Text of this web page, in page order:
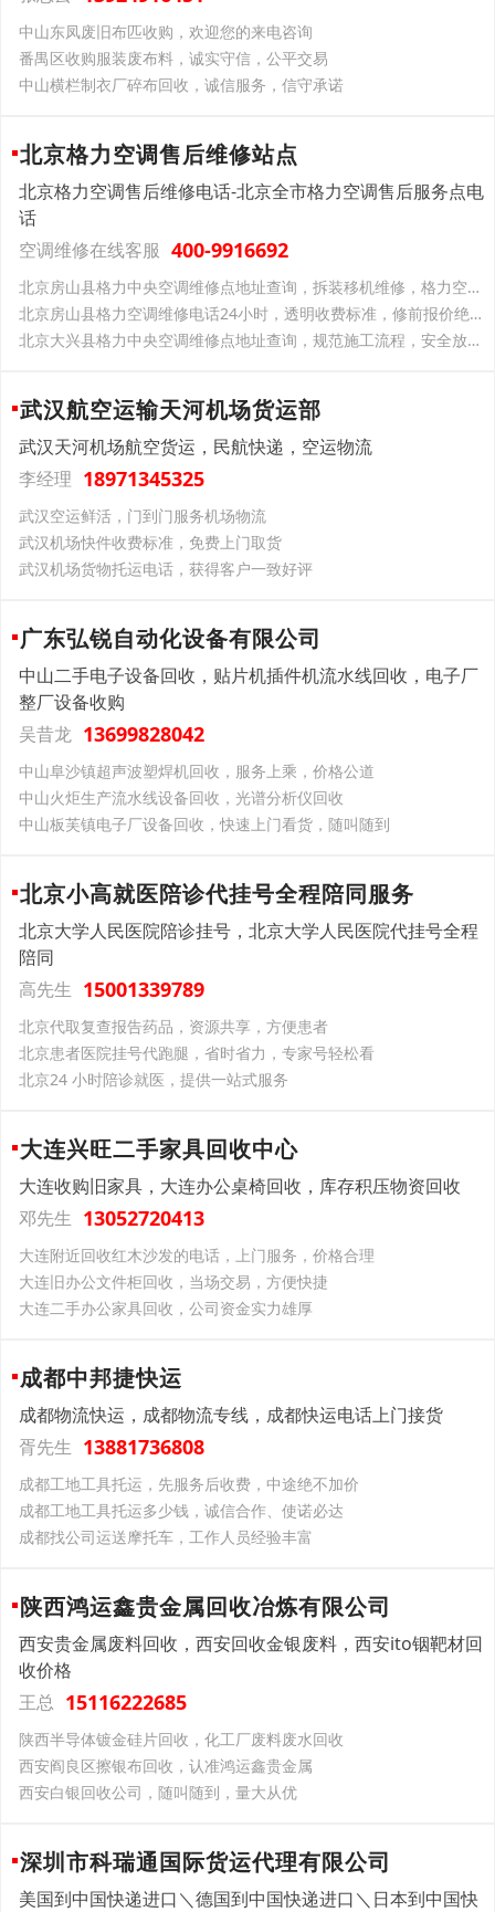
中山东凤废旧布匹收购，欢迎您的来电咨询
番禺区收购服装废布料，诚实守信，公平交易
中山横栏制衣厂碎布回收，诚信服务，信守承诺
北京格力空调售后维修站点
北京格力空调售后维修电话-北京全市格力空调售后服务点电
话
空调维修在线客服 400-9916692
北京房山县格力中央空调维修点地址查询，拆装移机维修，格力空调全搞定
北京房山县格力空调维修电话24小时，透明收费标准，修前报价绝不乱加价
北京大兴县格力中央空调维修点地址查询，规范施工流程，安全放心专业靠谱
武汉航空运输天河机场货运部
武汉天河机场航空货运，民航快递，空运物流
李经理 18971345325
武汉空运鲜活，门到门服务机场物流
武汉机场快件收费标准，免费上门取货
武汉机场货物托运电话，获得客户一致好评
广东弘锐自动化设备有限公司
中山二手电子设备回收，贴片机插件机流水线回收，电子厂
整厂设备收购
吴昔龙 13699828042
中山阜沙镇超声波塑焊机回收，服务上乘，价格公道
中山火炬生产流水线设备回收，光谱分析仪回收
中山板芙镇电子厂设备回收，快速上门看货，随叫随到
北京小高就医陪诊代挂号全程陪同服务
北京大学人民医院陪诊挂号，北京大学人民医院代挂号全程
陪同
高先生 15001339789
北京代取复查报告药品，资源共享，方便患者
北京患者医院挂号代跑腿，省时省力，专家号轻松看
北京24 小时陪诊就医，提供一站式服务
大连兴旺二手家具回收中心
大连收购旧家具，大连办公桌椅回收，库存积压物资回收
邓先生 13052720413
大连附近回收红木沙发的电话，上门服务，价格合理
大连旧办公文件柜回收，当场交易，方便快捷
大连二手办公家具回收，公司资金实力雄厚
成都中邦捷快运
成都物流快运，成都物流专线，成都快运电话上门接货
胥先生 13881736808
成都工地工具托运，先服务后收费，中途绝不加价
成都工地工具托运多少钱，诚信合作、使诺必达
成都找公司运送摩托车，工作人员经验丰富
陕西鸿运鑫贵金属回收冶炼有限公司
西安贵金属废料回收，西安回收金银废料，西安ito铟靶材回
收价格
王总 15116222685
陕西半导体镀金硅片回收，化工厂废料废水回收
西安阎良区擦银布回收，认准鸿运鑫贵金属
西安白银回收公司，随叫随到，量大从优
深圳市科瑞通国际货运代理有限公司
美国到中国快递进口＼德国到中国快递进口＼日本到中国快